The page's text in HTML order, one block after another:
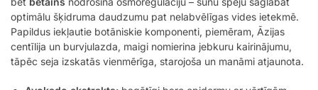
optimālu šķidruma daudzumu pat nelabvēlīgas vides ietekmē.
Papildus iekļautie botāniskie komponenti, piemēram, Āzijas
centīlija un burvjulazda, maigi nomierina jebkuru kairinājumu,
tāpēc seja izskatās vienmērīga, starojoša un manāmi atjaunota.